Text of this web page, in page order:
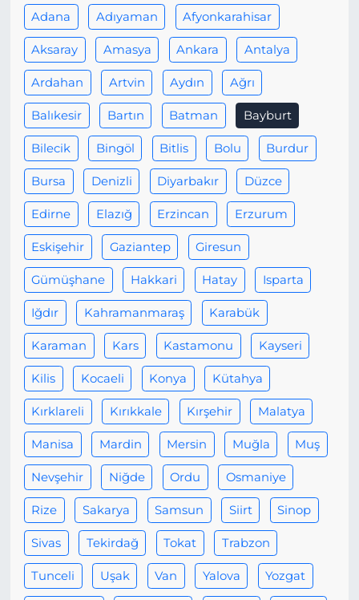
Adana Adıyaman Afyonkarahisar
Aksaray Amasya Ankara Antalya
Ardahan Artvin Aydın Ağrı
Balıkesir Bartın Batman Bayburt
Bilecik Bingöl Bitlis Bolu Burdur
Bursa Denizli Diyarbakır Düzce
Edirne Elazığ Erzincan Erzurum
Eskişehir Gaziantep Giresun
Gümüşhane Hakkari Hatay Isparta
Iğdır Kahramanmaraş Karabük
Karaman Kars Kastamonu Kayseri
Kilis Kocaeli Konya Kütahya
Kırklareli Kırıkkale Kırşehir Malatya
Manisa Mardin Mersin Muğla Muş
Nevşehir Niğde Ordu Osmaniye
Rize Sakarya Samsun Siirt Sinop
Sivas Tekirdağ Tokat Trabzon
Tunceli Uşak Van Yalova Yozgat